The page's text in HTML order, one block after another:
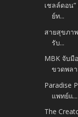
เชลล์ดอน
ย์ท...
สายสุขภา
รับ...
MBK จับมื
ขวดพลา
Paradise
แพทย์แ...
The